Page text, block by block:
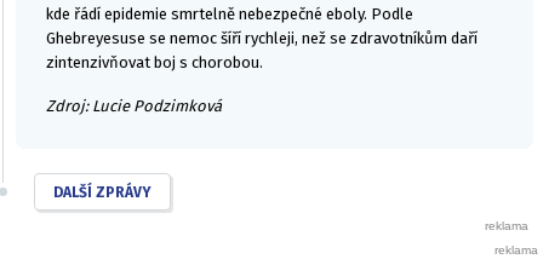
kde řádí epidemie smrtelně nebezpečné eboly. Podle
Ghebreyesuse se nemoc šíří rychleji, než se zdravotníkům daří
zintenzivňovat boj s chorobou.
Zdroj: Lucie Podzimková
DALŠÍ ZPRÁVY